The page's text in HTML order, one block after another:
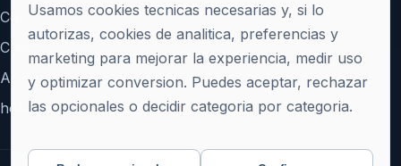
Contacto
Crear cuenta
Acceder
hola@publicagratis.es
Usamos cookies tecnicas necesarias y, si lo
autorizas, cookies de analitica, preferencias y
marketing para mejorar la experiencia, medir uso
y optimizar conversion. Puedes aceptar, rechazar
las opcionales o decidir categoria por categoria.